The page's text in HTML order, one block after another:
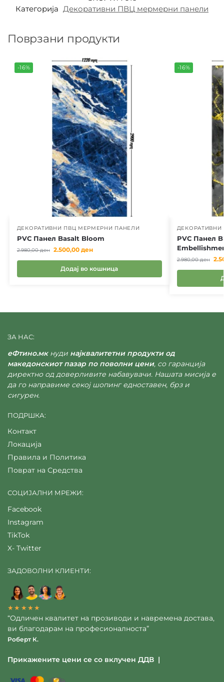
Категорија Декоративни ПВЦ мермерни панели
Поврзани продукти
-16%
ДЕКОРАТИВНИ ПВЦ МЕРМЕРНИ ПАНЕЛИ
PVC Панел Basalt Bloom
2.980,00ден 2.500,00 ден
Додај во кошница
-16%
PVC Панел
2.980,00ден
ЗА НАС:
еФтино.мкнуди најквалитетни продукти од
македонскиот пазар по поволни цени, со гаранција
директно од доверливите набавувачи. Нашата мисија е
да го направиме секој шопинг едноставен, брз и
сигурен.
ПОДРШКА:
Контакт
Локација
Правила и Политика
Поврат на Средства
СОЦИЈАЛНИ МРЕЖИ:
Facebook
Instagram
TikTok
X- Twitter
ЗАДОВОЛНИ КЛИЕНТИ:
★★★★★
“Одличен квалитет на прозиводи и навремена достава,
ви благодарам на професионалноста”
Роберт К.
Прикажените цени се со вклучен ДДВ |